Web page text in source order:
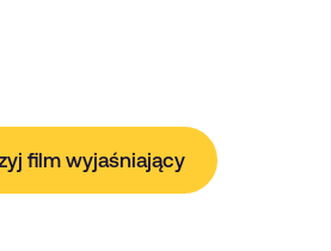
film wyjaśniający